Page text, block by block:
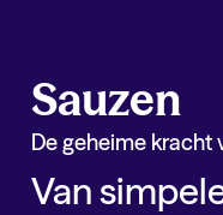
Sauzen
De geheime kracht
Van